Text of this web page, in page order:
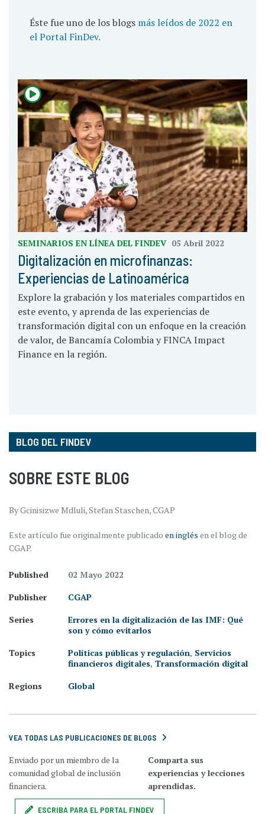
Éste fue uno de los blogs más leídos de 2022 en
el Portal FinDev.
SEMINARIOS EN LÍNEA DEL FINDEV 05 Abril 2022
Digitalización en microfinanzas:
Experiencias de Latinoamérica
Explore la grabación y los materiales compartidos en
este evento, y aprenda de las experiencias de
transformación digital con un enfoque en la creación
de valor, de Bancamía Colombia y FINCA Impact
Finance en la región.
BLOG DEL FINDEV
SOBRE ESTE BLOG
By Gcinisizwe Mdluli, Stefan Staschen, CGAP
Este artículo fue originalmente publicado en inglés en el blog de
CGAP.
Published
02 Mayo 2022
Publisher
CGAP
Series
Errores en la digitalización de las IMF: Qué
son y cómo evitarlos
Topics
Políticas públicas y regulación, Servicios
financieros digitales, Transformación digital
Regions
Global
VEA TODAS LAS PUBLICACIONES DE BLOGS
Enviado por un miembro de la
comunidad global de inclusión
financiera.
Comparta sus
experiencias y lecciones
aprendidas.
ESCRIBA PARA EL PORTAL FINDEV